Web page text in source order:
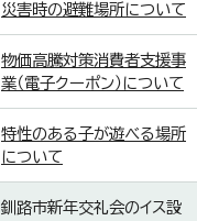
災害時の避難場所について
物価高騰対策消費者支援事
業（電子クーポン）について
特性のある子が遊べる場所
について
釧路市新年交礼会のイス設